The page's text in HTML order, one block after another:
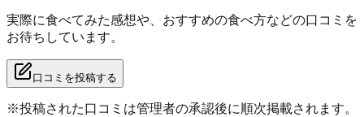
実際に食べてみた感想や、おすすめの食べ方などの口コミを
お待ちしています。
口コミを投稿する
※投稿された口コミは管理者の承認後に順次掲載されます。